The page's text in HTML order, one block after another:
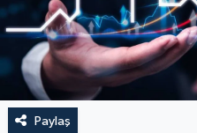
Paylaş